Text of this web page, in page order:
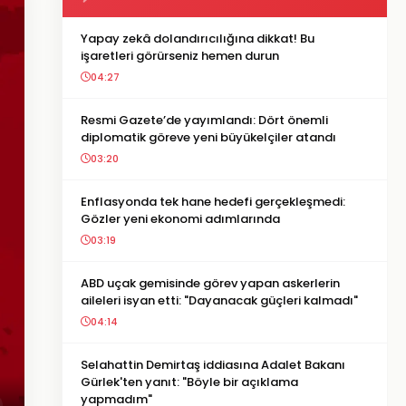
Yapay zekâ dolandırıcılığına dikkat! Bu
işaretleri görürseniz hemen durun
04:27
Resmi Gazete’de yayımlandı: Dört önemli
diplomatik göreve yeni büyükelçiler atandı
03:20
Enflasyonda tek hane hedefi gerçekleşmedi:
Gözler yeni ekonomi adımlarında
03:19
ABD uçak gemisinde görev yapan askerlerin
aileleri isyan etti: "Dayanacak güçleri kalmadı"
04:14
Selahattin Demirtaş iddiasına Adalet Bakanı
Gürlek'ten yanıt: "Böyle bir açıklama
yapmadım"